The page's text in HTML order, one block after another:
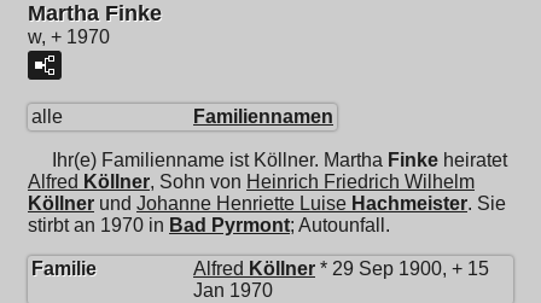
Martha Finke
w, + 1970
alle Familiennamen
Ihr(e) Familienname ist Köllner. Martha Finke heiratet
Alfred Köllner, Sohn von Heinrich Friedrich Wilhelm
Köllner und Johanne Henriette Luise Hachmeister. Sie
stirbt an 1970 in Bad Pyrmont; Autounfall.
Familie Alfred Köllner * 29 Sep 1900, + 15
Jan 1970